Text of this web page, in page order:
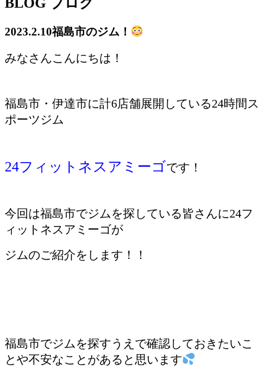
2023.2.10福島市のジム！
みなさんこんにちは！
福島市・伊達市に計6店舗展開している24時間ス
ポーツジム
24フィットネスアミーゴです！
今回は福島市でジムを探している皆さんに24フ
ィットネスアミーゴが
ジムのご紹介をします！！
福島市でジムを探すうえで確認しておきたいこ
とや不安なことがあると思います